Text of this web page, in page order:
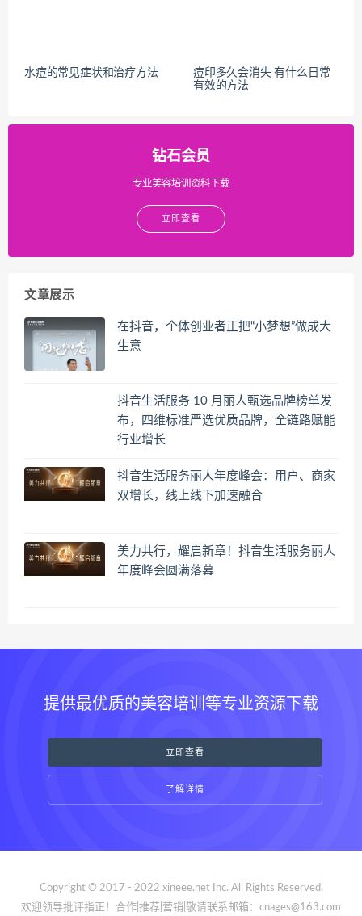
水痘的常见症状和治疗方法
痘印多久会消失 有什么日常
有效的方法
钻石会员
专业美容培训资料下载
立即查看
文章展示
在抖音，个体创业者正把“小梦想”做成大
生意
抖音生活服务 10 月丽人甄选品牌榜单发
布，四维标准严选优质品牌，全链路赋能
行业增长
抖音生活服务丽人年度峰会：用户、商家
双增长，线上线下加速融合
美力共行，耀启新章！抖音生活服务丽人
年度峰会圆满落幕
提供最优质的美容培训等专业资源下载
立即查看
了解详情
Copyright © 2017 - 2022 xineee.net Inc. All Rights Reserved.
欢迎领导批评指正！合作|推荐|营销|敬请联系邮箱：cnages@163.com